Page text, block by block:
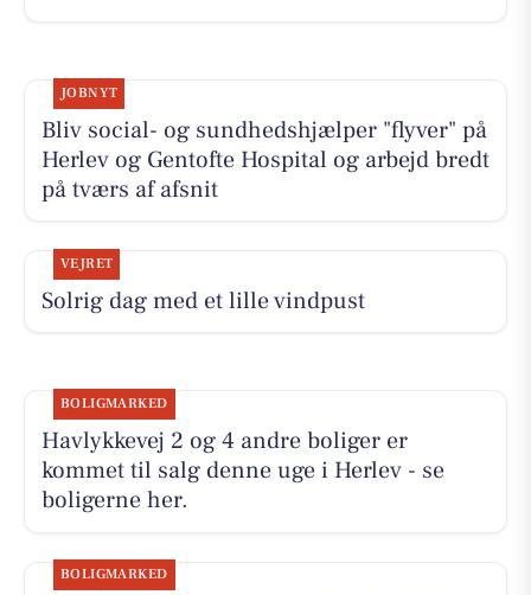
JOBNYT
Bliv social- og sundhedshjælper "flyver" på
Herlev og Gentofte Hospital og arbejd bredt
på tværs af afsnit
VEJRET
Solrig dag med et lille vindpust
BOLIGMARKED
Havlykkevej 2 og 4 andre boliger er
kommet til salg denne uge i Herlev - se
boligerne her.
BOLIGMARKED